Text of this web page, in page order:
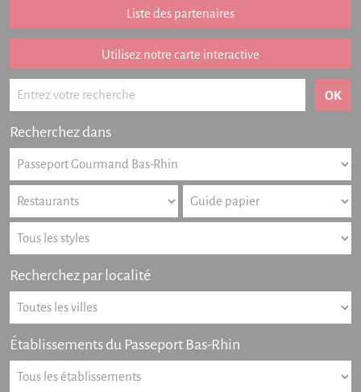
Listing des newsletters
Haut-Rhin
Offres numériques
Partenariat
FAQ
Livre d'or
Contact
Liste des partenaires
Utilisez notre carte interactive
Recherchez dans
Recherchez par localité
Établissements du Passeport Bas-Rhin